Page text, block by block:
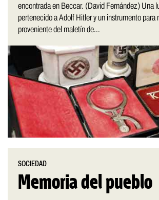
encontrada en Beccar. (David Fernández) Una
pertenecido a Adolf Hitler y un instrumento para
proveniente del maletín de...
SOCIEDAD
Memoria del pueblo